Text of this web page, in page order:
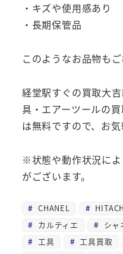
・キズや使用感あり
・長期保管品
このようなお品物もご
経堂駅すぐの買取大
具・エアーツールの
は無料ですので、お
※状態や動作状況に
がございます。
CHANEL
カルティエ
シャ
工具
工具買取